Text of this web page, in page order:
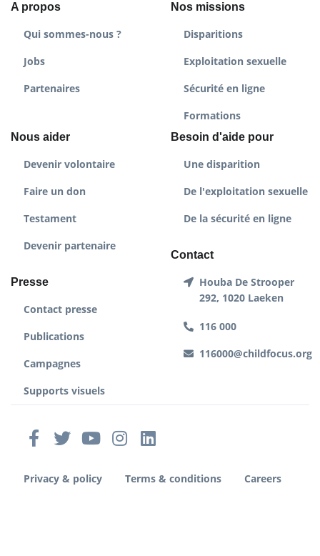
A propos
Qui sommes-nous ?
Jobs
Partenaires
Nos missions
Disparitions
Exploitation sexuelle
Sécurité en ligne
Formations
Nous aider
Devenir volontaire
Faire un don
Testament
Devenir partenaire
Presse
Contact presse
Publications
Campagnes
Supports visuels
Besoin d'aide pour
Une disparition
De l'exploitation sexuelle
De la sécurité en ligne
Contact
Houba De Strooper
292, 1020 Laeken
116 000
116000@childfocus.org
Privacy & policy Terms & conditions Careers